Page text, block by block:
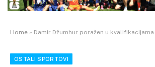
Home » Damir Džumhur poražen u
OSTALI SPORTOVI